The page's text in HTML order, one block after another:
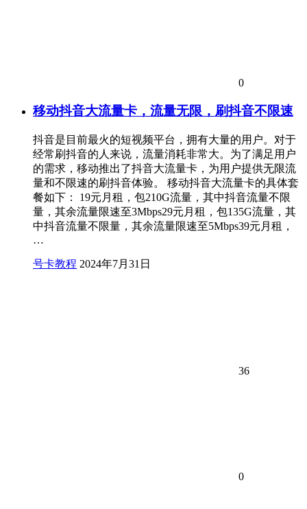
0
移动抖音大流量卡，流量无限，刷抖音不限速
抖音是目前最火的短视频平台，拥有大量的用户。对于
经常刷抖音的人来说，流量消耗非常大。为了满足用户
的需求，移动推出了抖音大流量卡，为用户提供无限流
量和不限速的刷抖音体验。 移动抖音大流量卡的具体套
餐如下： 19元月租，包210G流量，其中抖音流量不限
量，其余流量限速至3Mbps29元月租，包135G流量，其
中抖音流量不限量，其余流量限速至5Mbps39元月租，
…
号卡教程 2024年7月31日
36
0